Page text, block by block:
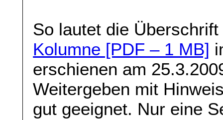
So lautet die
Kolumne [PDF – 1 MB]
erschienen am
Weitergeben mit
gut geeignet. Nur eine